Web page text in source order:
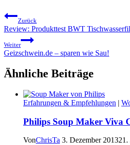
Zurück
Review: Produkttest BWT
Weiter
Geizschwein.de – sparen wie Sau!
Ähnliche Beiträge
Erfahrungen & Empfehlungen |
Philips Soup Maker Viva
VonChrisTa 3. Dezember 201321.